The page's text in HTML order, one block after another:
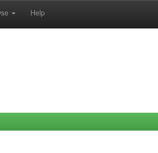
Help